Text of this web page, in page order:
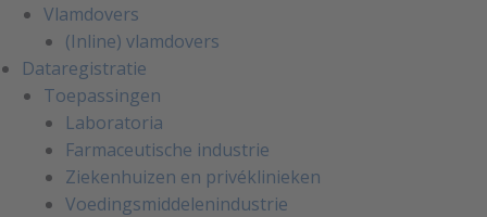
Vlamdovers
(Inline) vlamdovers
Dataregistratie
Toepassingen
Laboratoria
Farmaceutische industrie
Ziekenhuizen en privéklinieken
Voedingsmiddelenindustrie